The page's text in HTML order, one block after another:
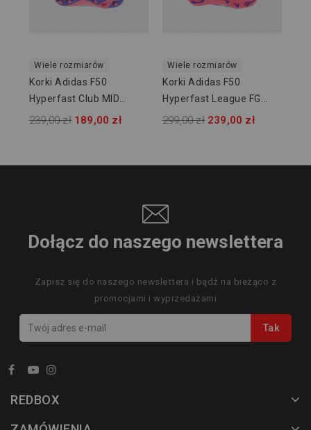
Wiele rozmiarów
Korki Adidas F50
Hyperfast Club MID
FG/MG JUNIOR KJ0670
239,00 zł 189,00 zł
Wiele rozmiarów
Korki Adidas F50
Hyperfast League FG
JUNIOR KK1397
299,00 zł 239,00 zł
Dołącz do naszego newslettera
Zapisz się do naszego newslettera i bądź na bieżąco z
promocjami i wyprzedażami
REDBOX